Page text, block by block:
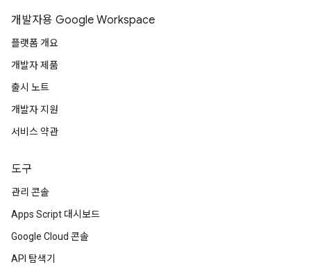
개발자용 Google Workspace
플랫폼 개요
개발자 제품
출시 노트
개발자 지원
서비스 약관
도구
관리 콘솔
Apps Script 대시보드
Google Cloud 콘솔
API 탐색기